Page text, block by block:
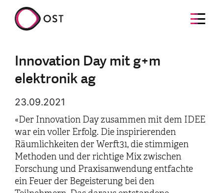
Innovation Day mit g+m
elektronik ag
23.09.2021
«Der Innovation Day zusammen mit dem IDEE
war ein voller Erfolg. Die inspirierenden
Räumlichkeiten der Werft31, die stimmigen
Methoden und der richtige Mix zwischen
Forschung und Praxisanwendung entfachte
ein Feuer der Begeisterung bei den